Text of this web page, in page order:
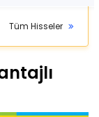
Tüm Hisseler